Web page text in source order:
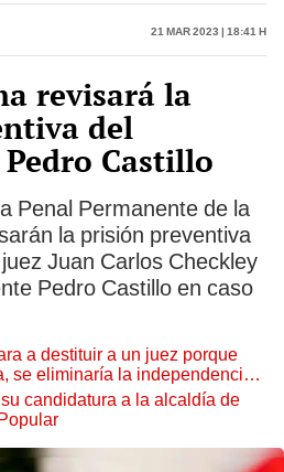
21 Mar 2023 | 18:41 h
revisará la
del
Castillo
Penal Permanente de la
la prisión preventiva
Juan Carlos Checkley
Pedro Castillo en caso
a destituir a un juez porque
se eliminaría la independencia
candidatura a la alcaldía de